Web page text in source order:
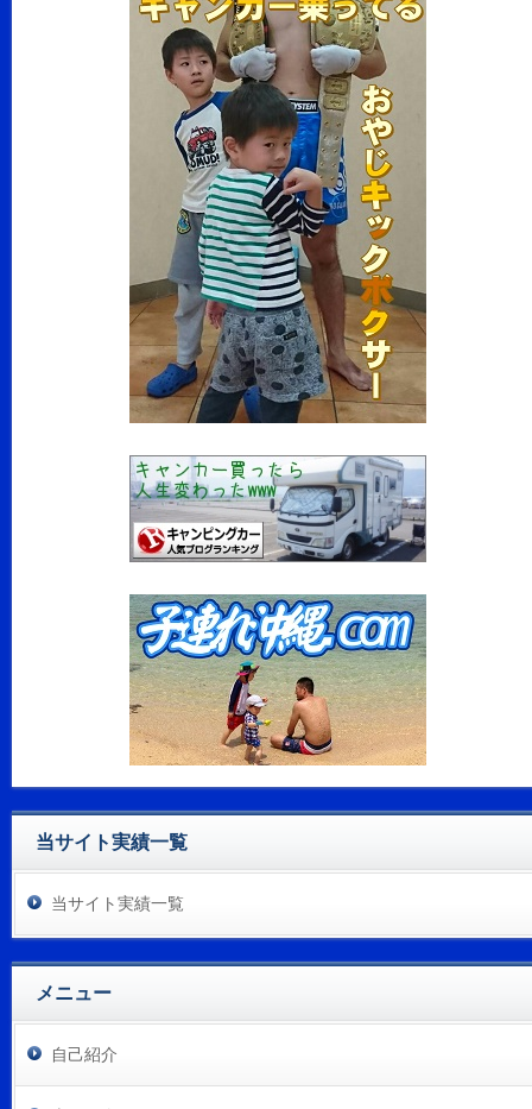
当サイト実績一覧
当サイト実績一覧
メニュー
自己紹介